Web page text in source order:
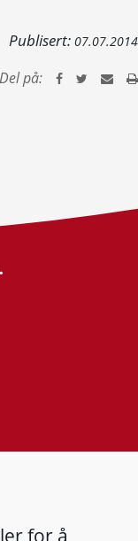
for å
Publisert: 07.07.2014
Del på: